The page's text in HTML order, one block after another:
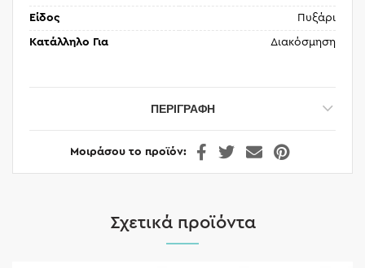
Είδος Πυξάρι
Κατάλληλο Για Διακόσμηση
ΠΕΡΙΓΡΑΦΉ
Μοιράσου το προϊόν
Σχετικά προϊόντα